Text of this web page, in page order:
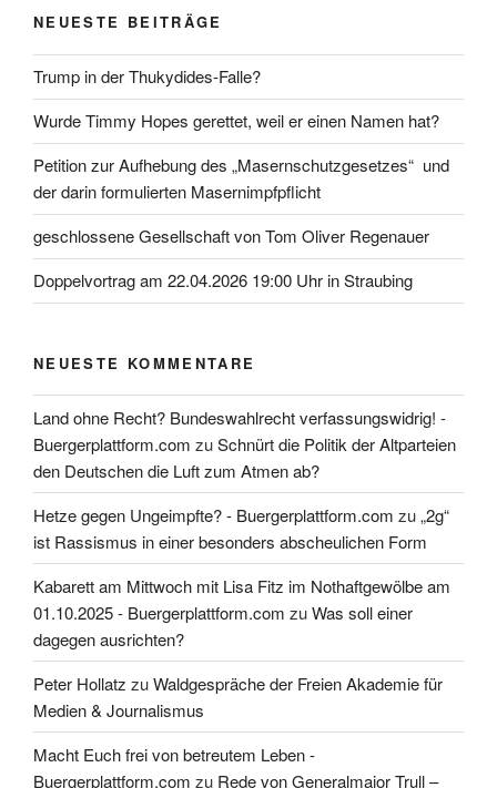
NEUESTE BEITRÄGE
Trump in der Thukydides-Falle?
Wurde Timmy Hopes gerettet, weil er einen Namen hat?
Petition zur Aufhebung des „Masernschutzgesetzes“ und
der darin formulierten Masernimpfpflicht
geschlossene Gesellschaft von Tom Oliver Regenauer
Doppelvortrag am 22.04.2026 19:00 Uhr in Straubing
NEUESTE KOMMENTARE
Land ohne Recht? Bundeswahlrecht verfassungswidrig! -
Buergerplattform.com zuSchnürt die Politik der Altparteien
den Deutschen die Luft zum Atmen ab?
Hetze gegen Ungeimpfte? - Buergerplattform.com zu„2g“
ist Rassismus in einer besonders abscheulichen Form
Kabarett am Mittwoch mit Lisa Fitz im Nothaftgewölbe am
01.10.2025 - Buergerplattform.com zuWas soll einer
dagegen ausrichten?
Peter Hollatz zuWaldgespräche der Freien Akademie für
Medien & Journalismus
Macht Euch frei von betreutem Leben -
Buergerplattform.com zu Rede von Generalmajor Trull –